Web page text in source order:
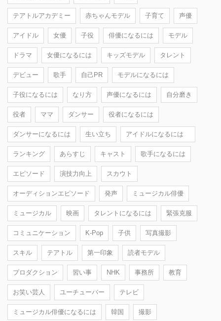
テアトルアカデミー 赤ちゃんモデル 子育て 声優
アイドル 女優 子役 俳優になるには モデル
ドラマ 女優になるには キッズモデル タレント
デビュー 歌手 自己PR モデルになるには
子役になるには なり方 声優になるには 自分磨き
役者 ママ ダンサー 役者になるには
ダンサーになるには 生い立ち アイドルになるには
ランキング あらすじ キャスト 歌手になるには
エピソード 演技力向上 スカウト
オーディションエピソード 発声 ミュージカル俳優
ミュージカル 映画 タレントになるには 緊張克服
コミュニケーション K-Pop 子供 写真撮影
スキル テアトル 第一印象 読者モデル
プロダクション 習い事 NHK 事務所 教育
お笑い芸人 ユーチューバー テレビ
ミュージカル俳優になるには 韓国 撮影